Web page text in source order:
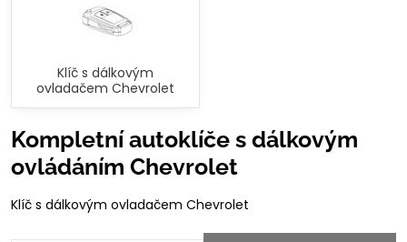
Klíč s dálkovým
ovladačem Chevrolet
Kompletní autoklíče s dálkovým
ovládáním Chevrolet
Klíč s dálkovým ovladačem Chevrolet